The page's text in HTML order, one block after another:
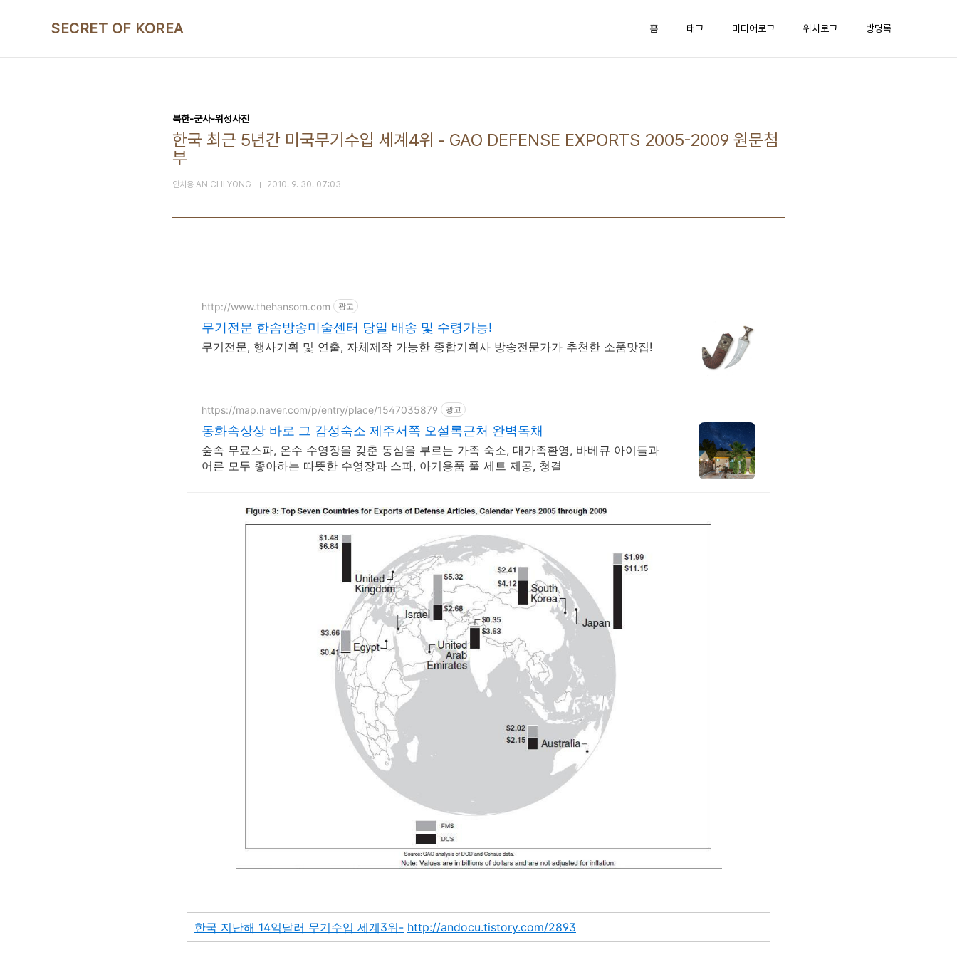
SECRET OF KOREA 홈 태그 미디어로그 위치로그 방명록
북한-군사-위성사진
한국 최근 5년간 미국무기수입 세계4위 - GAO DEFENSE EXPORTS 2005-2009 원문첨
부
안치용 AN CHI YONG 2010. 9. 30. 07:03
http://www.thehansom.com 광고
무기전문 한솜방송미술센터 당일 배송 및 수령가능!
무기전문, 행사기획 및 연출, 자체제작 가능한 종합기획사 방송전문가가 추천한 소품맛집!
https://map.naver.com/p/entry/place/1547035879 광고
동화속상상 바로 그 감성숙소 제주서쪽 오설록근처 완벽독채
숲속 무료스파, 온수 수영장을 갖춘 동심을 부르는 가족 숙소, 대가족환영, 바베큐 아이들과
어른 모두 좋아하는 따뜻한 수영장과 스파, 아기용품 풀 세트 제공, 청결
한국 지난해 14억달러 무기수입 세계3위- http://andocu.tistory.com/2893